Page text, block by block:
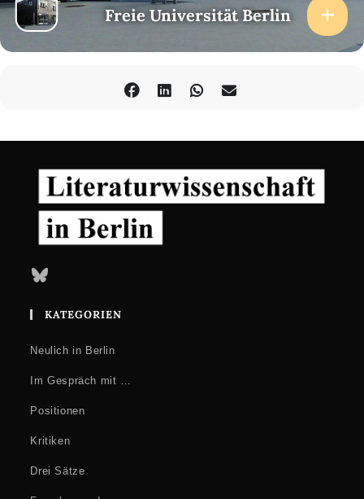
Freie Universität Berlin
Bluesky
KATEGORIEN
Neulich in Berlin
Im Gespräch mit …
Positionen
Kritiken
Drei Sätze